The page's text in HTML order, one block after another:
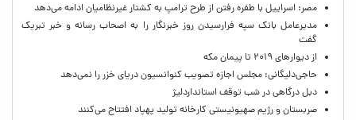
مصر: اسراییل با طفره رفتن از طرح ترامپ به کشتار غیرنظامیان ادامه می‌دهد
مدیرعامل بانک سپه فرارسیدن روز خبرنگار را به اصحاب رسانه و خبر تبریک
گفت
از دیوارهای ۲۰۱۹ تا پیمان مکه
حاجی‌دلیگانی: مجلس اجازه تصویب کنوانسیون دریای خزر را نمی‌دهد
دبل درگاهی در شب توقف استانداردلیژ
صربستان و رژیم صهیونیستی کارخانه تولید پهپاد افتتاح می‌کنند